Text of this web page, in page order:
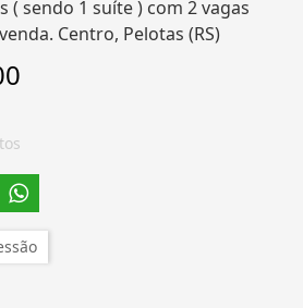
( sendo 1 suíte ) com 2 vagas
Centro, Pelotas (RS)